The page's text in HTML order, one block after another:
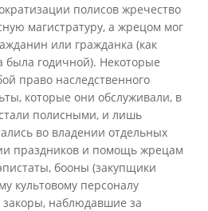
полисов жречество
магистратуру, а жрецом мог
или гражданка (как
была годичной). Некоторые
право наследственного
которые они обслуживали, в
полисными, и лишь
во владении отдельных
праздников и помощь жрецам
бооны (закупщики
культовому персоналу
наблюдавшие за